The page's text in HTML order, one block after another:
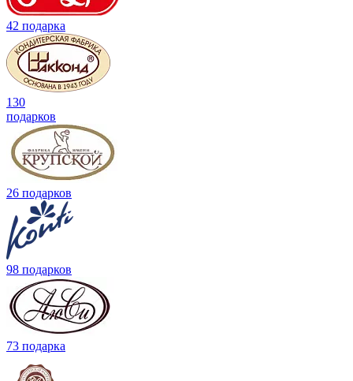
42 подарка
130
подарков
26 подарков
98 подарков
73 подарка